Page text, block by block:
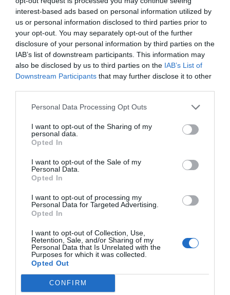
interest-based ads based on personal information utilized by
us or personal information disclosed to third parties prior to
your opt-out. You may separately opt-out of the further
disclosure of your personal information by third parties on the
IAB’s list of downstream participants. This information may
also be disclosed by us to third parties on the IAB’s List of
Downstream Participants that may further disclose it to other
Personal Data Processing Opt Outs
I want to opt-out of the Sharing of my
personal data.
Opted In
I want to opt-out of the Sale of my
Personal Data.
Opted In
I want to opt-out of processing my
Personal Data for Targeted Advertising.
Opted In
I want to opt-out of Collection, Use,
Retention, Sale, and/or Sharing of my
Personal Data that Is Unrelated with the
Purposes for which it was collected.
Opted Out
CONFIRM